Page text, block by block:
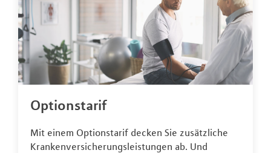
Optionstarif
Mit einem Optionstarif decken Sie zusätzliche
Krankenversicherungsleistungen ab. Und